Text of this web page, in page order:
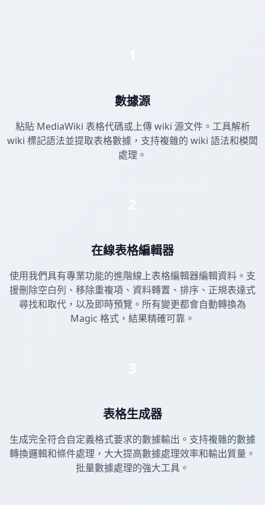
數據源
粘貼 MediaWiki 表格代碼或上傳 wiki 源文件。工具解析
wiki 標記語法並提取表格數據，支持複雜的 wiki 語法和模闆
處理。
在線表格編輯器
使用我們具有專業功能的進階線上表格編輯器編輯資料。支
援刪除空白列、移除重複項、資料轉置、排序、正規表達式
尋找和取代，以及即時預覽。所有變更都會自動轉換為
Magic 格式，結果精確可靠。
表格生成器
生成完全符合自定義格式要求的數據輸出。支持複雜的數據
轉換邏輯和條件處理，大大提高數據處理效率和輸出質量。
批量數據處理的強大工具。